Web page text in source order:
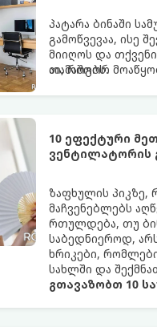
პატარა ბინაში
გამოწვევაა, ისე
მიიღოს და
თამაშობს.
აი, როგორ
10 ეფექტური
ვენტილატორის
ზაფხულის პიკზე,
მაჩვენებლებს
რთულდება, თუ
საბედნიეროდ,
ხრიკები,
სახლში და
გთავაზობთ 10